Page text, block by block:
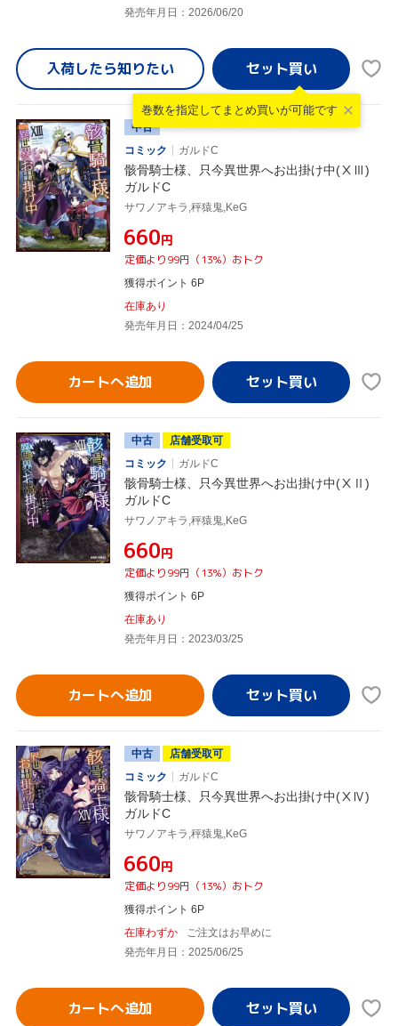
発売年月日：2026/06/20
入荷したら知りたい
巻数を指定して まとめ買いが可能です
中古
コミック
ガルドC
骸骨騎士様、只今異世界へお出掛け中(ⅩⅢ)
ガルドC
サワノアキラ,秤猿鬼,KeG
¥660円
定価より99円（13%）おトク
獲得ポイント 6P
在庫あり
発売年月日：2024/04/25
カートへ追加
中古
店舗受取可
コミック
ガルドC
骸骨騎士様、只今異世界へお出掛け中(ⅩⅡ)
ガルドC
サワノアキラ,秤猿鬼,KeG
¥660円
定価より99円（13%）おトク
獲得ポイント 6P
在庫あり
発売年月日：2023/03/25
カートへ追加
中古
店舗受取可
コミック
ガルドC
骸骨騎士様、只今異世界へお出掛け中(ⅩⅣ)
ガルドC
サワノアキラ,秤猿鬼,KeG
¥660円
定価より99円（13%）おトク
獲得ポイント 6P
在庫わずか
ご注文はお早めに
発売年月日：2025/06/25
カートへ追加